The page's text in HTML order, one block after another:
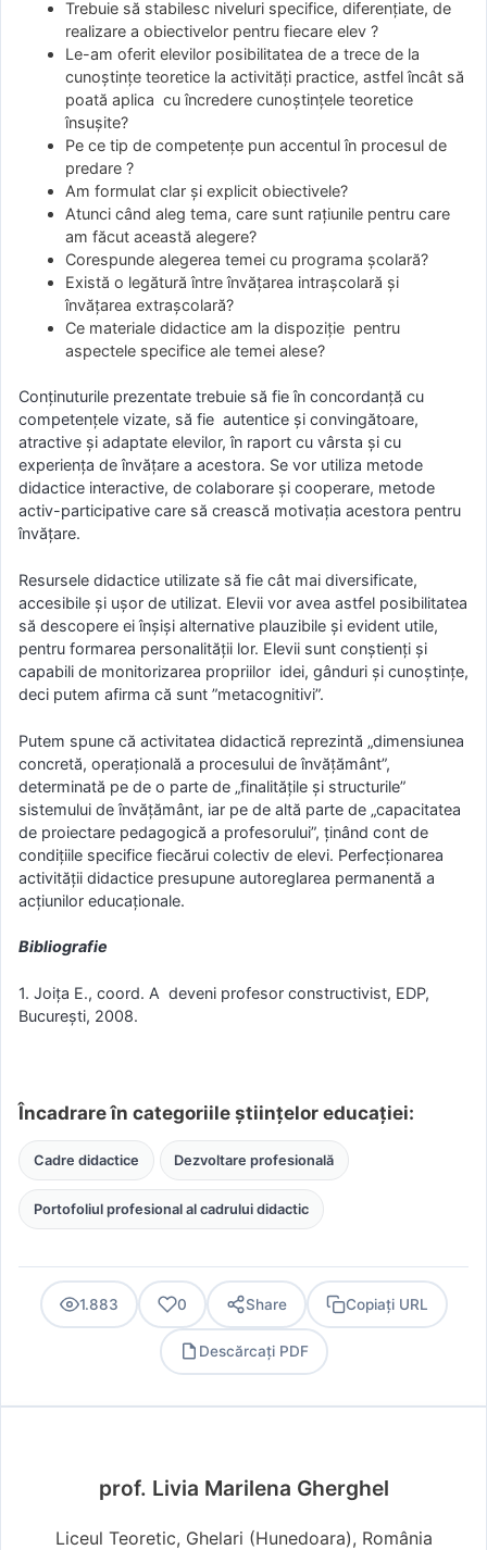
Trebuie să stabilesc niveluri specifice, diferențiate, de
realizare a obiectivelor pentru fiecare elev ?
Le-am oferit elevilor posibilitatea de a trece de la
cunoştinţe teoretice la activități practice, astfel încât să
poată aplica cu încredere cunoştinţele teoretice
însușite?
Pe ce tip de competențe pun accentul în procesul de
predare ?
Am formulat clar şi explicit obiectivele?
Atunci când aleg tema, care sunt raţiunile pentru care
am făcut această alegere?
Corespunde alegerea temei cu programa școlară?
Există o legătură între învăţarea intrașcolară și
învăţarea extrașcolară?
Ce materiale didactice am la dispoziție pentru
aspectele specifice ale temei alese?
Conținuturile prezentate trebuie să fie în concordanță cu
competențele vizate, să fie autentice și convingătoare,
atractive și adaptate elevilor, în raport cu vârsta și cu
experiența de învățare a acestora. Se vor utiliza metode
didactice interactive, de colaborare și cooperare, metode
activ-participative care să crească motivația acestora pentru
învățare.
Resursele didactice utilizate să fie cât mai diversificate,
accesibile și ușor de utilizat. Elevii vor avea astfel posibilitatea
să descopere ei înșiși alternative plauzibile şi evident utile,
pentru formarea personalității lor. Elevii sunt conştienţi şi
capabili de monitorizarea propriilor idei, gânduri şi cunoştinţe,
deci putem afirma că sunt ”metacognitivi”.
Putem spune că activitatea didactică reprezintă „dimensiunea
concretă, operațională a procesului de învățământ”,
determinată pe de o parte de „finalitățile și structurile”
sistemului de învățământ, iar pe de altă parte de „capacitatea
de proiectare pedagogică a profesorului”, ținând cont de
condițiile specifice fiecărui colectiv de elevi. Perfecționarea
activității didactice presupune autoreglarea permanentă a
acțiunilor educaționale.
Bibliografie
1. Joiţa E., coord. A deveni profesor constructivist, EDP,
Bucureşti, 2008.
Încadrare în categoriile științelor educației:
Cadre didactice Dezvoltare profesională
Portofoliul profesional al cadrului didactic
1.883 0 Share Copiați URL
Descărcați PDF
prof. Livia Marilena Gherghel
Liceul Teoretic, Ghelari (Hunedoara), România